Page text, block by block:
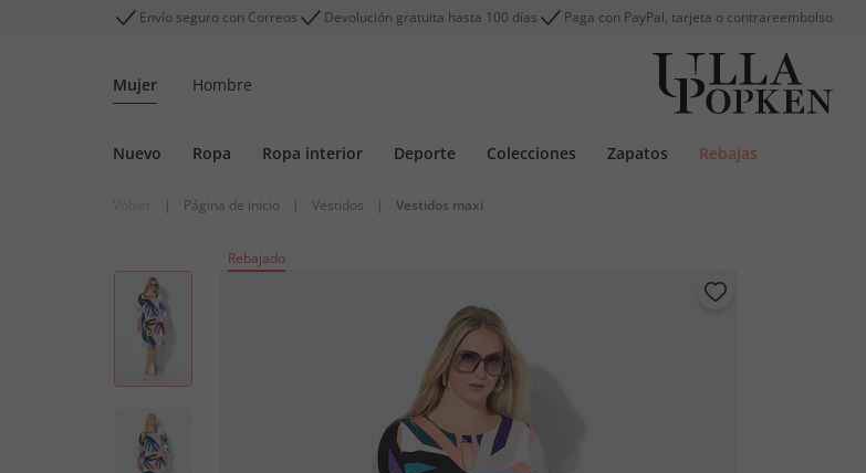
Envío seguro con Correos Devolución gratuita hasta 100 días Paga con PayPal, tarjeta o contrareembolso
Mujer Hombre
Nuevo Ropa Ropa interior Deporte Colecciones Zapatos Rebajas
| Página de inicio | Vestidos | Vestidos maxi
Rebajado